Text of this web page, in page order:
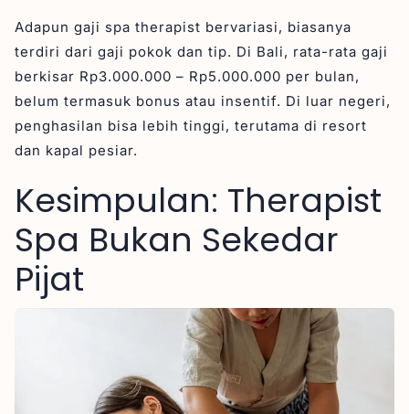
Adapun gaji spa therapist bervariasi, biasanya
terdiri dari gaji pokok dan tip. Di Bali, rata-rata gaji
berkisar Rp3.000.000 – Rp5.000.000 per bulan,
belum termasuk bonus atau insentif. Di luar negeri,
penghasilan bisa lebih tinggi, terutama di resort
dan kapal pesiar.
Kesimpulan: Therapist
Spa Bukan Sekedar
Pijat